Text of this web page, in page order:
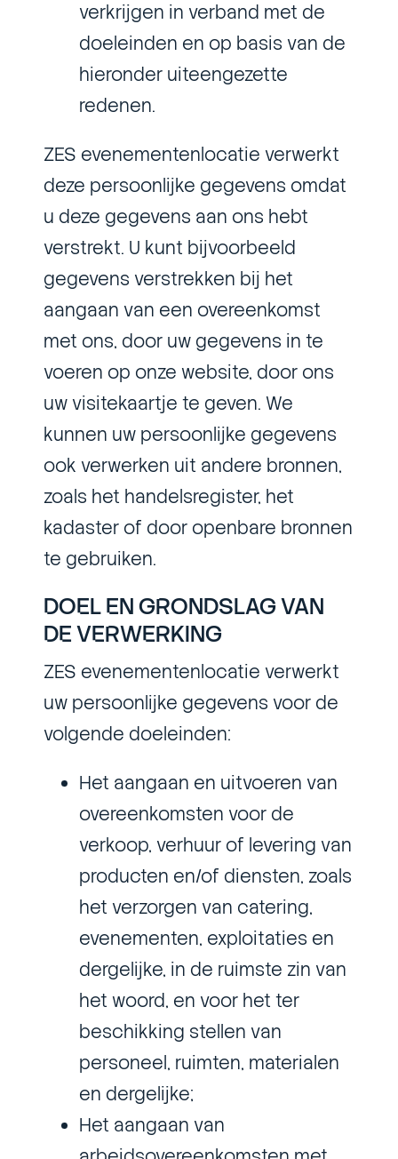
verkrijgen in verband met de
doeleinden en op basis van de
hieronder uiteengezette
redenen.
ZES evenementenlocatie verwerkt
deze persoonlijke gegevens omdat
u deze gegevens aan ons hebt
verstrekt. U kunt bijvoorbeeld
gegevens verstrekken bij het
aangaan van een overeenkomst
met ons, door uw gegevens in te
voeren op onze website, door ons
uw visitekaartje te geven. We
kunnen uw persoonlijke gegevens
ook verwerken uit andere bronnen,
zoals het handelsregister, het
kadaster of door openbare bronnen
te gebruiken.
DOEL EN GRONDSLAG VAN
DE VERWERKING
ZES evenementenlocatie verwerkt
uw persoonlijke gegevens voor de
volgende doeleinden:
Het aangaan en uitvoeren van
overeenkomsten voor de
verkoop, verhuur of levering van
producten en/of diensten, zoals
het verzorgen van catering,
evenementen, exploitaties en
dergelijke, in de ruimste zin van
het woord, en voor het ter
beschikking stellen van
personeel, ruimten, materialen
en dergelijke;
Het aangaan van